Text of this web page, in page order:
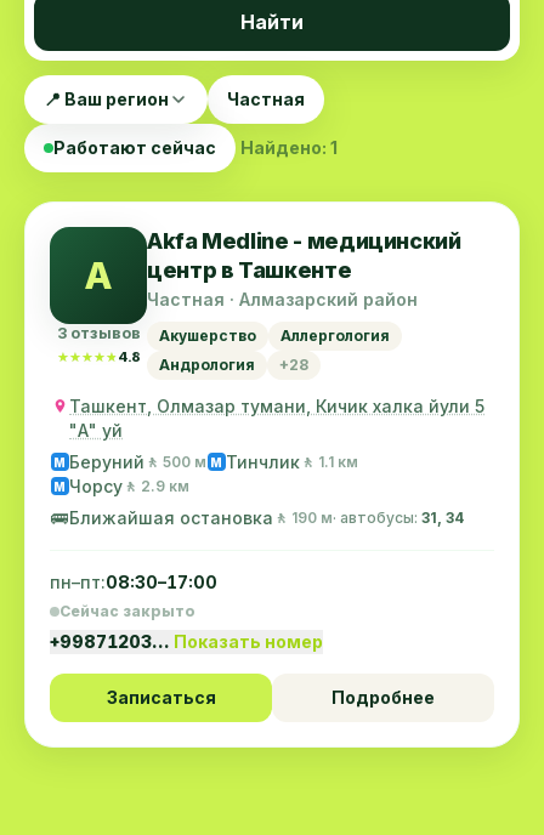
Найти
📍 Ваш регион Частная
Работают сейчас Найдено: 1
A
3 отзывов
★★★★★
★★★★★ 4.8
Akfa Medline - медицинский
центр в Ташкенте
Частная · Алмазарский район
Акушерство
Аллергология
Андрология
+28
Ташкент, Олмазар тумани, Кичик халка йули 5
"А" уй
M Беруний 🚶 500 м M Тинчлик 🚶 1.1 км
M Чорсу 🚶 2.9 км
🚌Ближайшая остановка 🚶 190 м· автобусы: 31, 34
пн–пт:08:30–17:00
Сейчас закрыто
+99871203… Показать номер
Записаться Подробнее